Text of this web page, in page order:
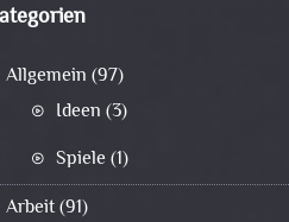
Allgemein (97)
Ideen (3)
Spiele (1)
Arbeit(91)